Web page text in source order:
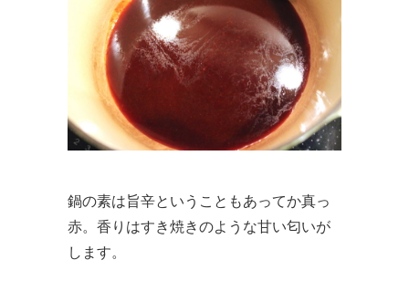
鍋の素は旨辛ということもあってか真っ
赤。香りはすき焼きのような甘い匂いが
します。